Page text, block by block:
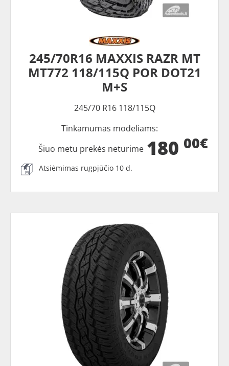
245/70R16 MAXXIS RAZR MT
MT772 118/115Q POR DOT21
M+S
245/70 R16 118/115Q
Tinkamumas modeliams:
180 00€
Šiuo metu prekės neturime
Atsiėmimas rugpjūčio 10 d.